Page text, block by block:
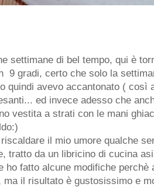
settimane di bel tempo, qui è
9 gradi, certo che solo la
quindi avevo accantonato ( così
ed invece adesso che
vestita a strati con le mani
il mio umore qualche
tratto da un libricino di cucina
ho fatto alcune modifiche perchè
ma il risultato è gustosissimo e